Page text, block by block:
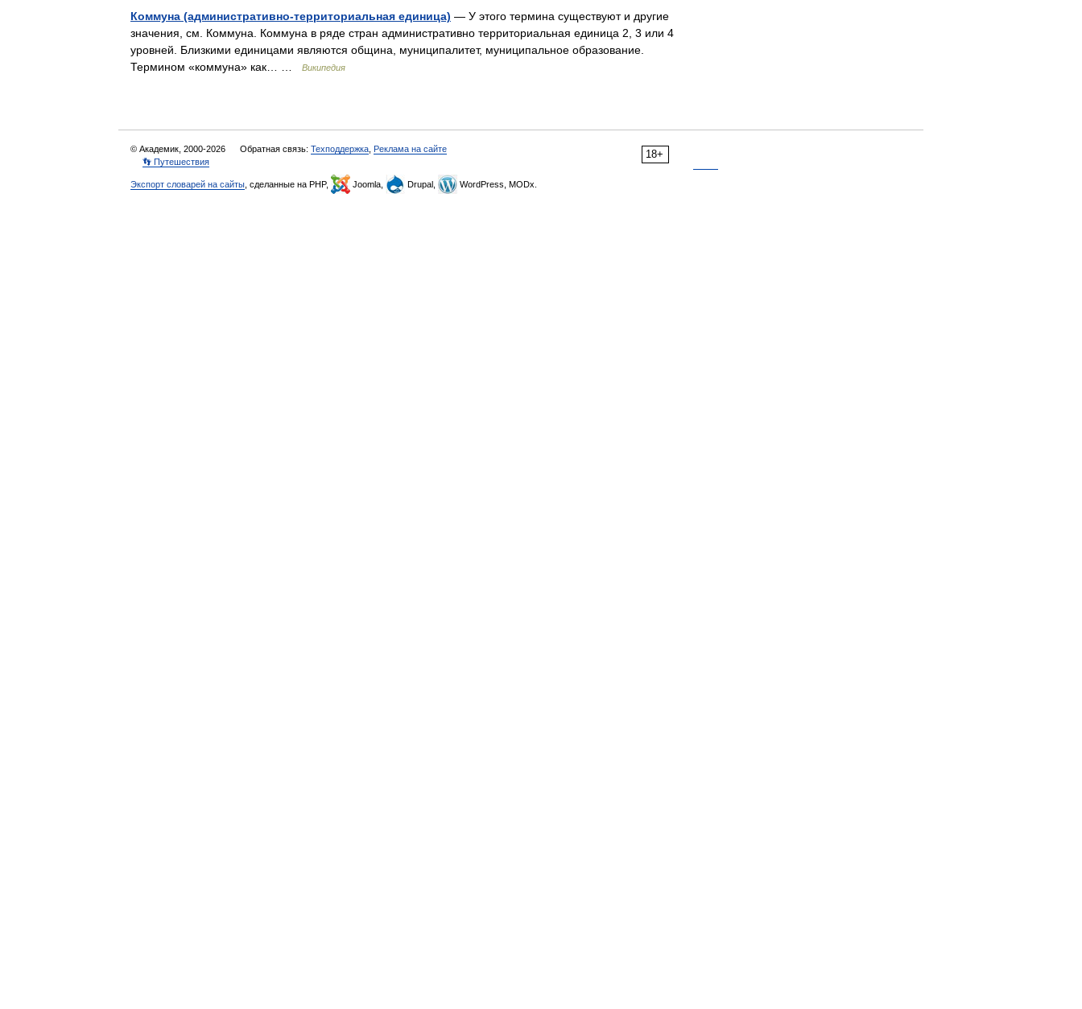
Коммуна (административно-территориальная единица) — У этого термина существуют и другие
значения, см. Коммуна. Коммуна в ряде стран административно территориальная единица 2, 3 или 4
уровней. Близкими единицами являются община, муниципалитет, муниципальное образование.
Термином «коммуна» как… …
Википедия
18+
© Академик, 2000-2026 Обратная связь: Техподдержка Реклама на сайте
👣 Путешествия
Экспорт словарей на сайты , сделанные на PHP, Joomla, Drupal, WordPress, MODx.